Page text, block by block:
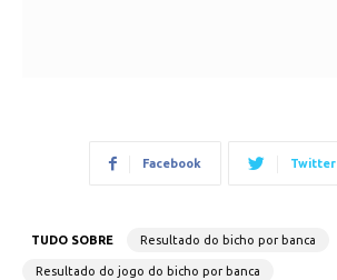
Facebook Twitter
TUDO SOBRE Resultado do bicho por banca
Resultado do jogo do bicho por banca